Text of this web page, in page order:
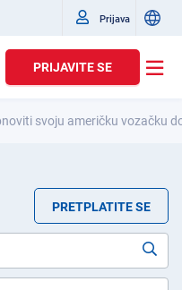
Prijava
PRIJAVITE SE
svoju američku vozačku
PRETPLATITE SE